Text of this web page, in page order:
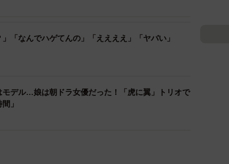
ん。忙しい毎日の中で、手軽に買えるものを持って
しているお母さんがほとんどなので、料理に手をか
うちにスーパーやコンビニに寄る時間があるなら、
う少し食事らしいものを選ぶこともできたのではな
は料理が簡単でも構わないと思います。それでも、
「なんでハゲてんの」「ええええ」「ヤバい」
モデル…娘は朝ドラ女優だった！「虎に翼」トリオで
」